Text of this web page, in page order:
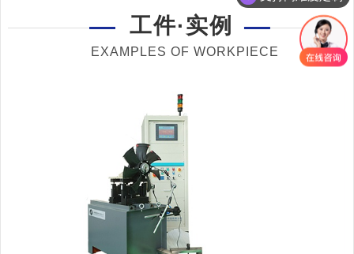
工件·实例
EXAMPLES OF WORKPIECE
咨询：18069873023